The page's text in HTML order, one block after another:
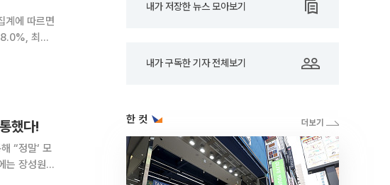
최고
했다!
내가 저장한 뉴스 모아보기
내가 구독한 기자 전체보기
한 컷